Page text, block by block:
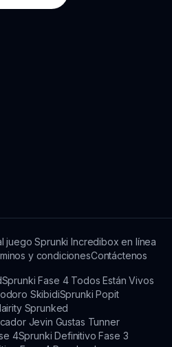
juego Sprunki Incredibox en línea
y condicionesContáctenos
Sprunki Fase 4 Todos Están Vivos
SkibidiSprunki Popit
Sprunked
Jevin Gustas Tunner
4Sprunki Definitivo Fase 3